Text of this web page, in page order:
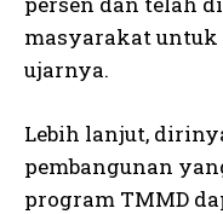
masyarakat untuk
ujarnya.
Lebih lanjut,
pembangunan
program TMMD